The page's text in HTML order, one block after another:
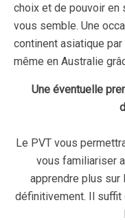
choix et de pouvoir en
vous semble. Une
continent asiatique
même en Australie
Une éventuelle
Le PVT vous
vous familiariser
apprendre plus sur
définitivement. Il suffit